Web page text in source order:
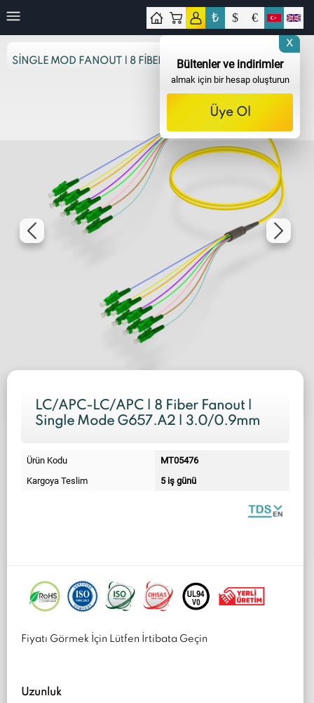
₺ $ €
SINGLE MOD FANOUT | 8 FIBER
LC/APC-LC/APC | 8 Fiber Fanout |
Single Mode G657.A2 | 3.0/0.9mm
Ürün Kodu
MT05476
Kargoya Teslim
5 iş günü
Fiyatı Görmek İçin Lütfen İrtibata Geçin
Uzunluk
X
Bültenler ve indirimler
almak için bir hesap oluşturun
Üye Ol